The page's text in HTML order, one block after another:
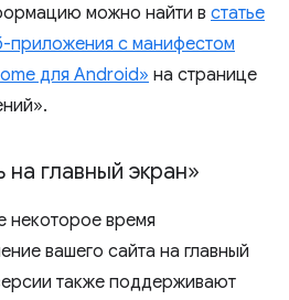
можно найти в статье
приложения с манифестом
для Android» на странице
главный экран»
некоторое время
вашего сайта на главный
также поддерживают